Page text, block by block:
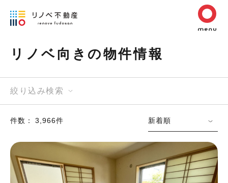
リノベ向きの物件情報
絞り込み検索
件数： 3,966件 新着順